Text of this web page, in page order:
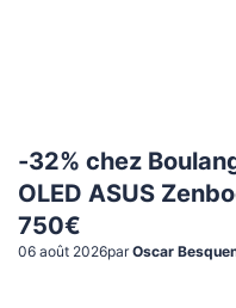
-32% chez
OLED ASUS
750€
06 août 2026par Oscar